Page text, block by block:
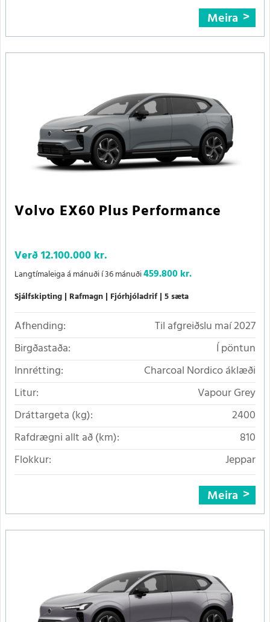
Meira
Volvo EX60 Plus Performance
Verð12.100.000 kr.
Langtímaleiga á mánuði í 36 mánuði459.800 kr.
Sjálfskipting Rafmagn Fjórhjóladrif 5 sæta
Afhending:
Til afgreiðslu maí 2027
Birgðastaða:
Í pöntun
Innrétting:
Charcoal Nordico áklæði
Litur:
Vapour Grey
Dráttargeta (kg):
2400
Rafdrægni allt að (km):
810
Flokkur:
Jeppar
Meira